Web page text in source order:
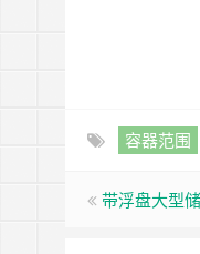
容器范围
带浮盘大型